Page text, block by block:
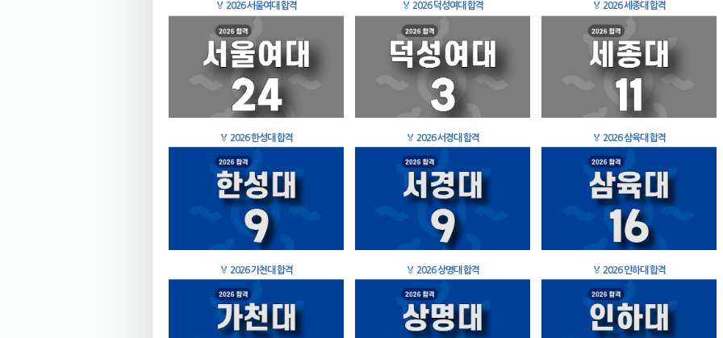
🏅 2026 서울여대 합격 🏅 2026 덕성여대 합격 🏅 2026 세종대 합격
🏅 2026 한성대 합격 🏅 2026 서경대 합격 🏅 2026 삼육대 합격
🏅 2026 가천대 합격 🏅 2026 상명대 합격 🏅 2026 인하대 합격